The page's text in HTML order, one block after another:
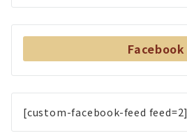
Facebook
[custom-facebook-feed feed=2]